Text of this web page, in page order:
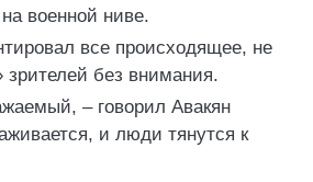
военной ниве.
все происходящее, не
зрителей без внимания.
– говорил Авакян
и люди тянутся к